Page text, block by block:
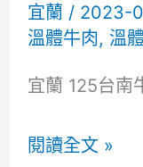
宜蘭 / 2023-
溫體牛肉, 溫
宜蘭 125台南
宜
閱讀全文 »